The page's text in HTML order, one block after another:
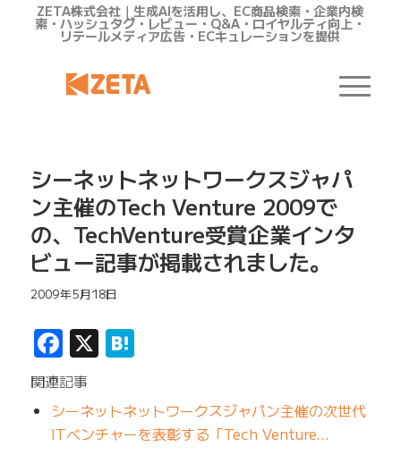
ZETA株式会社｜生成AIを活用し、EC商品検索・企業内検
索・ハッシュタグ・レビュー・Q&A・ロイヤルティ向上・
リテールメディア広告・ECキュレーションを提供
シーネットネットワークスジャパ
ン主催のTech Venture 2009で
の、TechVenture受賞企業インタ
ビュー記事が掲載されました。
2009年5月18日
Facebook
X Hatena
関連記事
シーネットネットワークスジャパン主催の次世代
ITベンチャーを表彰する「Tech Venture…